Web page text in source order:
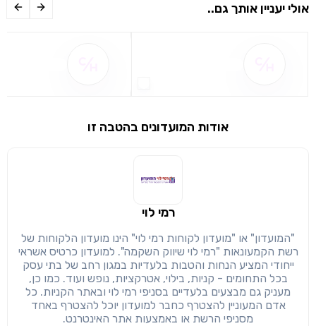
שימו לב!
הבנתי, המשך לאתר
אולי יעניין אותך גם..
אודות המועדונים בהטבה זו
רמי לוי
"המועדון" או "מועדון לקוחות רמי לוי" הינו מועדון הלקוחות של
רשת הקמעונאות "רמי לוי שיווק השקמה". למועדון כרטיס אשראי
ייחודי המציע הנחות והטבות בלעדיות במגון רחב של בתי עסק
בכל התחומים - קניות, בילוי, אטרקציות, נופש ועוד. כמו כן,
מעניק גם מבצעים בלעדיים בסניפי רמי לוי ובאתר הקניות. כל
אדם המעוניין להצטרף כחבר למועדון יוכל להצטרף באחד
מסניפי הרשת או באמצעות אתר האינטרנט.